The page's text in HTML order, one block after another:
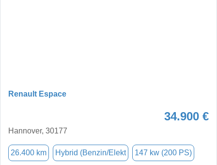
Renault Espace
34.900 €
Hannover, 30177
26.400 km Hybrid (Benzin/Elekt 147 kw (200 PS)